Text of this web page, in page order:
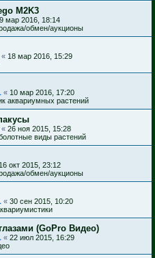
M2K3
мар 2016, 18:14
обмен/аукционы
« 18 мар 2016, 15:29
« 10 мар 2016, 17:20
аквариумных растений
« 26 ноя 2015, 15:28
виды растений
16 окт 2015, 23:12
обмен/аукционы
« 30 сен 2015, 10:20
(GoPro Видео)
« 22 июл 2015, 16:29